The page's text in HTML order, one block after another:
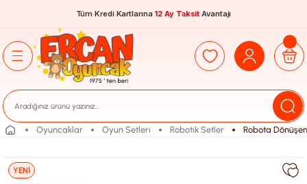
Tüm Kredi Kartlarına 12 Ay Taksit Avantajı
Oyuncaklar Oyun Setleri Robotik Setler Robota
YENİ